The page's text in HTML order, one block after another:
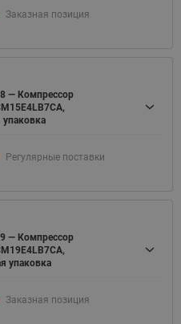
Заказная позиция
— Компрессор
Регулярные поставки
— Компрессор
упаковка
Заказная позиция